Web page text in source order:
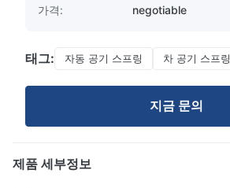
가격:
negotiable
태그: 자동 공기 스프링 차 공기 스프링
지금 문의
제품 세부정보